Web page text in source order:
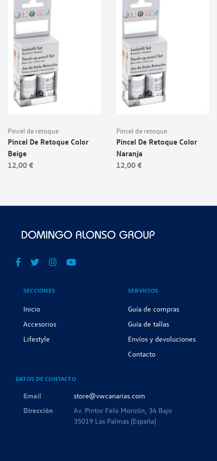
Pincel de retoque
Pincel De Retoque Color
Beige
12,00 €
Pincel de retoque
Pincel De Retoque Color
Naranja
12,00 €
SECCIONES
Inicio
Accesorios
Lifestyle
SERVICIOS
Guía de compras
Guía de tallas
Envíos y devoluciones
Contacto
DATOS DE CONTACTO
Email
store@vwcanarias.com
Dirección
Av. Pintor Felo Monzón, 34 Bajo
35019 Las Palmas (España)